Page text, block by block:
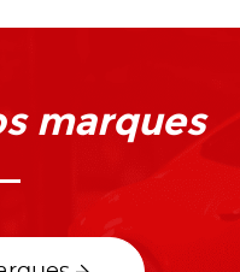
marques